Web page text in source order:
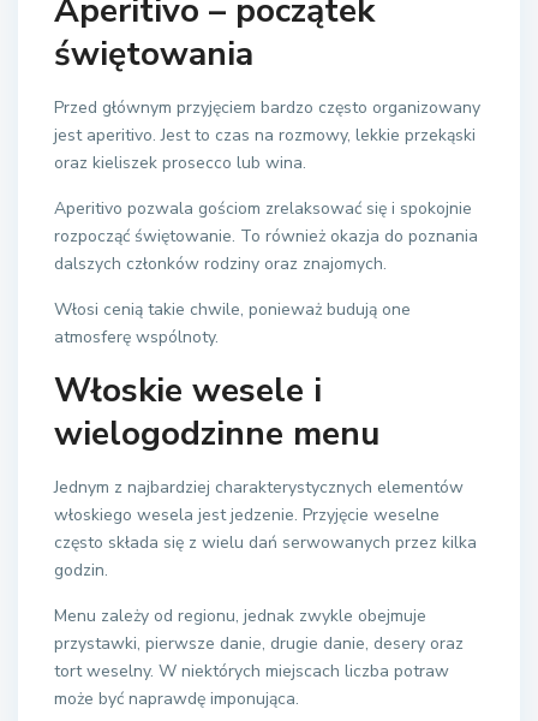
Aperitivo – początek
świętowania
Przed głównym przyjęciem bardzo często organizowany
jest aperitivo. Jest to czas na rozmowy, lekkie przekąski
oraz kieliszek prosecco lub wina.
Aperitivo pozwala gościom zrelaksować się i spokojnie
rozpocząć świętowanie. To również okazja do poznania
dalszych członków rodziny oraz znajomych.
Włosi cenią takie chwile, ponieważ budują one
atmosferę wspólnoty.
Włoskie wesele i
wielogodzinne menu
Jednym z najbardziej charakterystycznych elementów
włoskiego wesela jest jedzenie. Przyjęcie weselne
często składa się z wielu dań serwowanych przez kilka
godzin.
Menu zależy od regionu, jednak zwykle obejmuje
przystawki, pierwsze danie, drugie danie, desery oraz
tort weselny. W niektórych miejscach liczba potraw
może być naprawdę imponująca.